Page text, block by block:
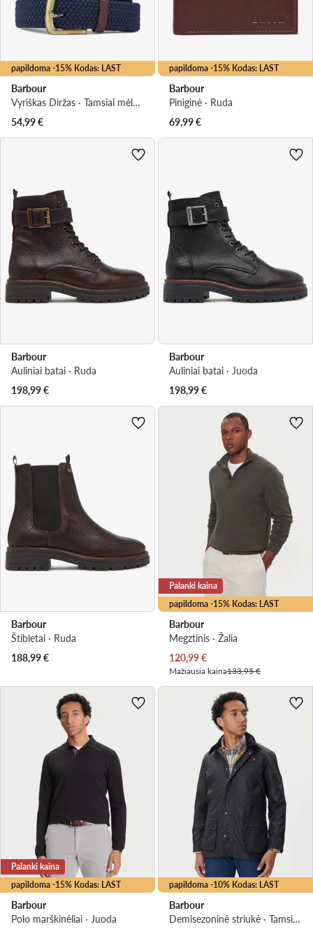
papildoma -15% Kodas: LAST
Barbour
Vyriškas Diržas · Tamsiai mėlyna
54,99€
papildoma -15% Kodas: LAST
Barbour
Piniginė · Ruda
69,99€
Barbour
Auliniai batai · Ruda
198,99€
Barbour
Auliniai batai · Juoda
198,99€
Barbour
Štibletai · Ruda
188,99€
papildoma -15% Kodas: LAST
Palanki kaina
Barbour
Megztinis · Žalia
Dabartinė kaina
120,99€
Mažiausia kaina133,95 €
papildoma -15% Kodas: LAST
Palanki kaina
Barbour
Polo marškinėliai · Juoda
papildoma -10% Kodas: LAST
Barbour
Demisezoninė striukė · Tamsiai mėlyna